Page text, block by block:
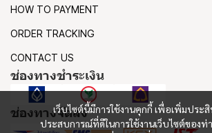
เว็บไซต์นี้มีการใช้งานคุกกี้ เพื่อเพิ่มประ
ประสบการณ์ที่ดีในการใช้งานเว็บไซต์ของท่
HOW TO PAYMENT
ORDER TRACKING
CONTACT US
ช่องทางชำระเงิน
ช่องทางจัดส่ง